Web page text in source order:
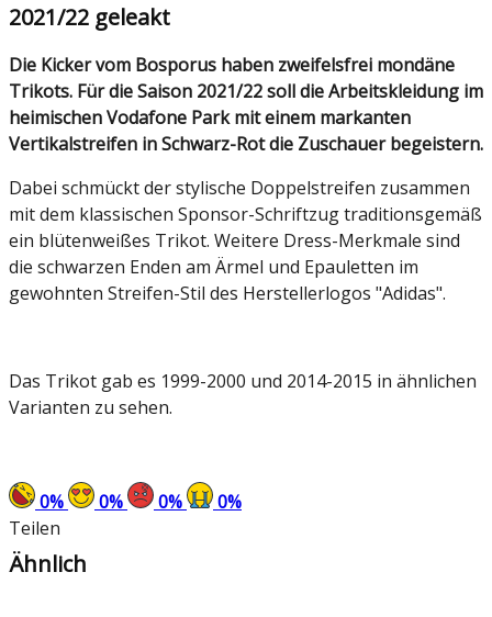
2021/22 geleakt
Die Kicker vom Bosporus haben zweifelsfrei mondäne
Trikots. Für die Saison 2021/22 soll die Arbeitskleidung im
heimischen Vodafone Park mit einem markanten
Vertikalstreifen in Schwarz-Rot die Zuschauer begeistern.
Dabei schmückt der stylische Doppelstreifen zusammen
mit dem klassischen Sponsor-Schriftzug traditionsgemäß
ein blütenweißes Trikot. Weitere Dress-Merkmale sind
die schwarzen Enden am Ärmel und Epauletten im
gewohnten Streifen-Stil des Herstellerlogos "Adidas".
Das Trikot gab es 1999-2000 und 2014-2015 in ähnlichen
Varianten zu sehen.
0% 0% 0% 0%
Teilen
Ähnlich